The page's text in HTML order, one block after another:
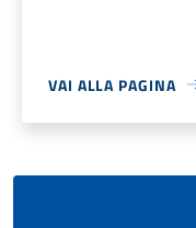
VAI ALLA PAGINA